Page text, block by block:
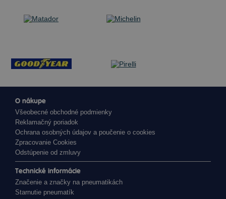
O nákupe
Všeobecné obchodné podmienky
Reklamačný poriadok
Ochrana osobných údajov a poučenie o cookies
Zpracovanie Cookies
Odstúpenie od zmluvy
Technické informácie
Značenie a značky na pneumatikách
Starnutie pneumatík